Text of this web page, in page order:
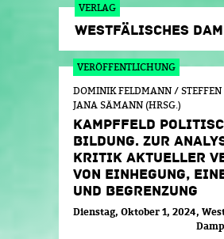
VERLAG
WESTFÄLISCHES
DOMINIK FELDMANN / STEFFEN
JANA SÄMANN (HRSG.)
KAMPFFELD
BILDUNG. ZUR
KRITIK AKTUELLER
VON EINHEGUNG,
UND BEGRENZUNG
Dienstag, Oktober 1, 2024
SEITEN